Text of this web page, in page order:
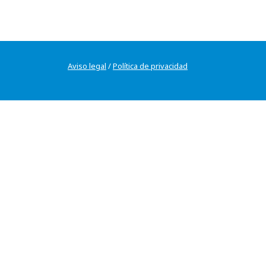
Aviso legal /Política de privacidad